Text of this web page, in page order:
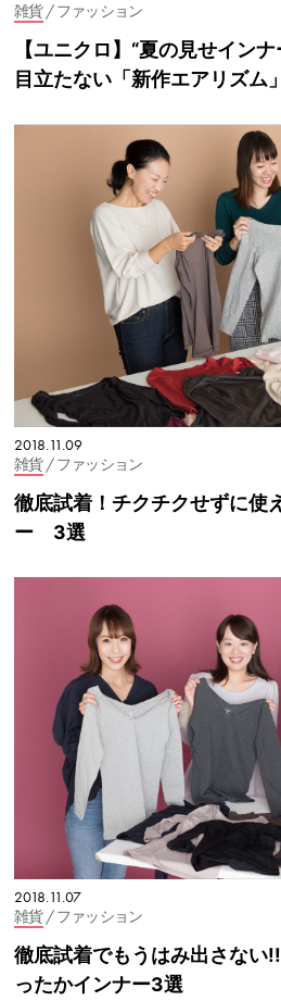
雑貨/ ファッション
【ユニクロ】“夏の見せイン
目立たない「新作エアリズム
2018.11.09
雑貨/ ファッション
徹底試着！チクチクせずに使
ー 3選
2018.11.07
雑貨/ ファッション
徹底試着でもうはみ出さない
ったかインナー3選